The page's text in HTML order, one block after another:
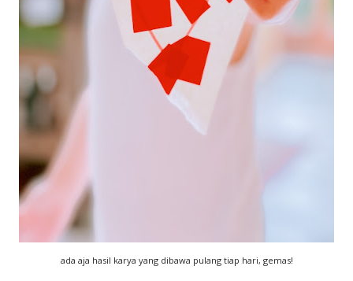
ada aja hasil karya yang dibawa pulang tiap hari, gemas!